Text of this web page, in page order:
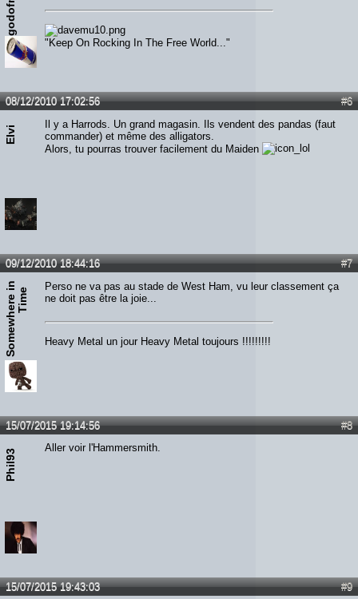
"Keep On Rocking In The Free World..."
#6
08/12/2010 17:02:56
Elvi
Il y a Harrods. Un grand magasin. Ils vendent des pandas (faut
commander) et même des alligators.
Alors, tu pourras trouver facilement du Maiden
#7
09/12/2010 18:44:16
S
o
m
e
w
h
e
r
ei
n
T
i
me
Perso ne va pas au stade de West Ham, vu leur classement ça
ne doit pas être la joie...
Heavy Metal un jour Heavy Metal toujours !!!!!!!!!
#8
15/07/2015 19:14:56
Phil93
Aller voir l'Hammersmith.
#9
15/07/2015 19:43:03